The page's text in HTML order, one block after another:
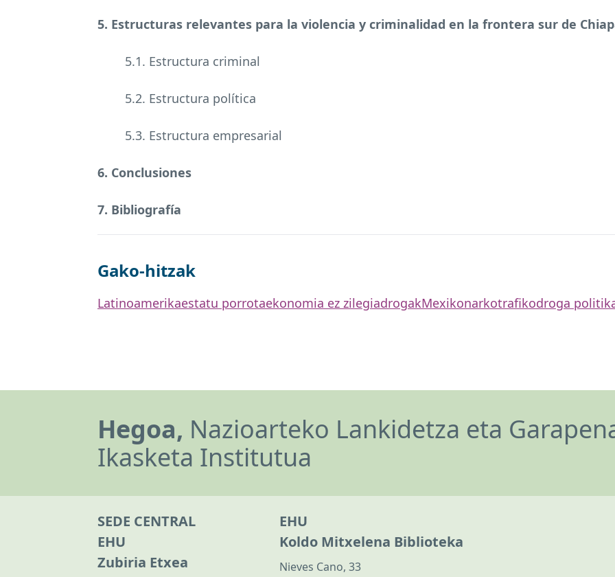
5. Estructuras relevantes para la violencia y criminalidad en la frontera sur de
5.1. Estructura criminal
5.2. Estructura política
5.3. Estructura empresarial
6. Conclusiones
7. Bibliografía
Gako-hitzak
Latinoamerikaestatu porrotaekonomia ez zilegiadrogakMexikonarkotrafikodroga
Hegoa, Nazioarteko Lankidetza eta
Ikasketa Institutua
SEDE CENTRAL
EHU
Zubiria Etxea
EHU
Koldo Mitxelena Biblioteka
Nieves Cano, 33